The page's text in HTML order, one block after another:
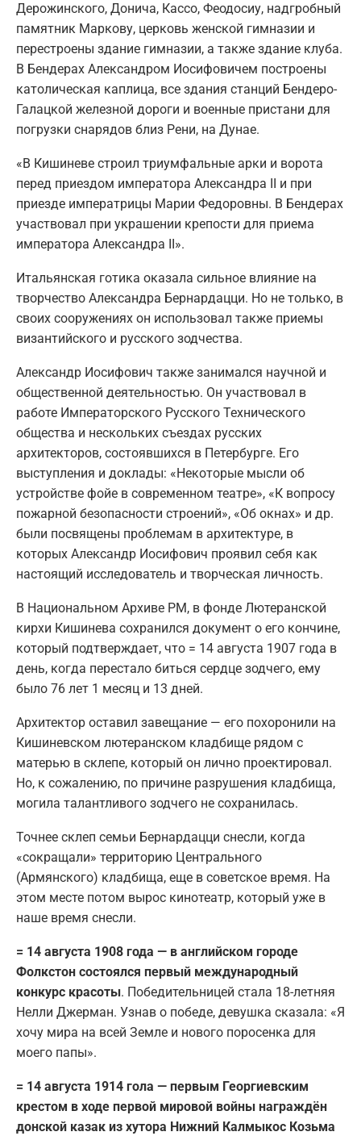
Дерожинского, Донича, Кассо, Феодосиу, надгробный
памятник Маркову, церковь женской гимназии и
перестроены здание гимназии, а также здание клуба.
В Бендерах Александром Иосифовичем построены
католическая каплица, все здания станций Бендеро-
Галацкой железной дороги и военные пристани для
погрузки снарядов близ Рени, на Дунае.
«В Кишиневе строил триумфальные арки и ворота
перед приездом императора Александра II и при
приезде императрицы Марии Федоровны. В Бендерах
участвовал при украшении крепости для приема
императора Александра II».
Итальянская готика оказала сильное влияние на
творчество Александра Бернардацци. Но не только, в
своих сооружениях он использовал также приемы
византийского и русского зодчества.
Александр Иосифович также занимался научной и
общественной деятельностью. Он участвовал в
работе Императорского Русского Технического
общества и нескольких съездах русских
архитекторов, состоявшихся в Петербурге. Его
выступления и доклады: «Некоторые мысли об
устройстве фойе в современном театре», «К вопросу
пожарной безопасности строений», «Об окнах» и др.
были посвящены проблемам в архитектуре, в
которых Александр Иосифович проявил себя как
настоящий исследователь и творческая личность.
В Национальном Архиве РМ, в фонде Лютеранской
кирхи Кишинева сохранился документ о его кончине,
который подтверждает, что = 14 августа 1907 года в
день, когда перестало биться сердце зодчего, ему
было 76 лет 1 месяц и 13 дней.
Архитектор оставил завещание — его похоронили на
Кишиневском лютеранском кладбище рядом с
матерью в склепе, который он лично проектировал.
Но, к сожалению, по причине разрушения кладбища,
могила талантливого зодчего не сохранилась.
Точнее склеп семьи Бернардацци снесли, когда
«сокращали» территорию Центрального
(Армянского) кладбища, еще в советское время. На
этом месте потом вырос кинотеатр, который уже в
наше время снесли.
= 14 августа 1908 года — в английском городе
Фолкстон состоялся первый международный
конкурс красоты. Победительницей стала 18-летняя
Нелли Джерман. Узнав о победе, девушка сказала: «Я
хочу мира на всей Земле и нового поросенка для
моего папы».
= 14 августа 1914 гола — первым Георгиевским
крестом в ходе первой мировой войны награждён
донской казак из хутора Нижний Калмыкос Козьма